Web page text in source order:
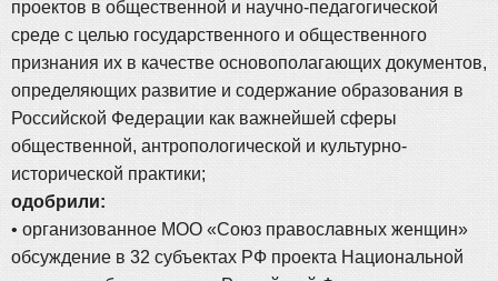
проектов в общественной и научно-педагогической
среде с целью государственного и общественного
признания их в качестве основополагающих документов,
определяющих развитие и содержание образования в
Российской Федерации как важнейшей сферы
общественной, антропологической и культурно-
исторической практики;
одобрили:
• организованное МОО «Союз православных женщин»
обсуждение в 32 субъектах РФ проекта Национальной